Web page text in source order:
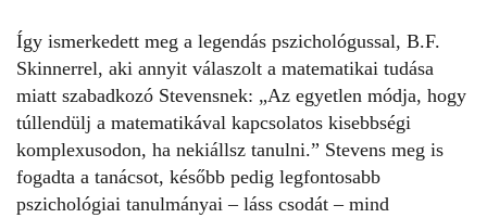
Így ismerkedett meg a legendás pszichológussal, B.F.
Skinnerrel, aki annyit válaszolt a matematikai tudása
miatt szabadkozó Stevensnek: „Az egyetlen módja, hogy
túllendülj a matematikával kapcsolatos kisebbségi
komplexusodon, ha nekiállsz tanulni.” Stevens meg is
fogadta a tanácsot, később pedig legfontosabb
pszichológiai tanulmányai – láss csodát – mind